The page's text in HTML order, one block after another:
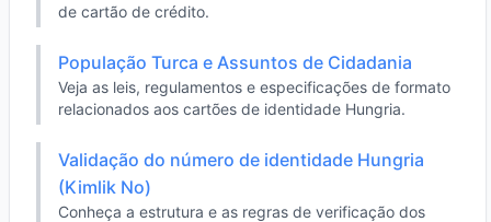
de cartão de crédito.
População Turca e Assuntos de Cidadania
Veja as leis, regulamentos e especificações de formato
relacionados aos cartões de identidade Hungria.
Validação do número de identidade Hungria
(Kimlik No)
Conheça a estrutura e as regras de verificação dos